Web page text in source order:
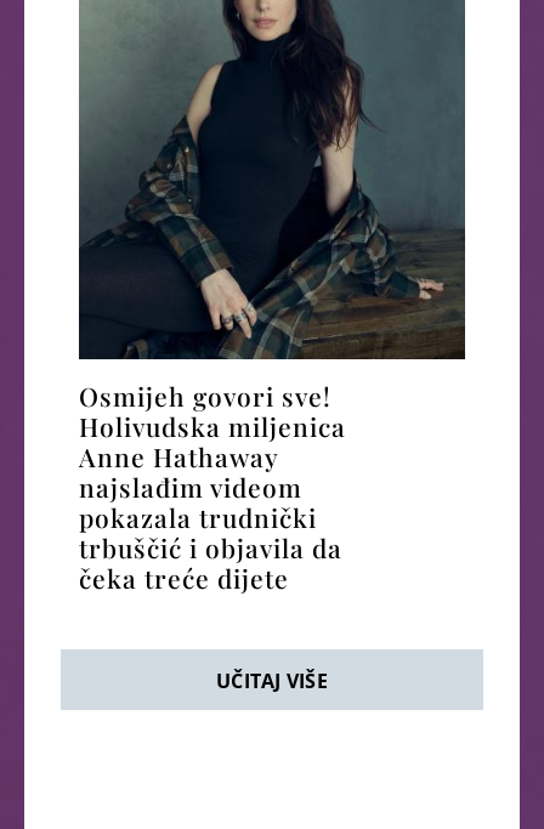
Osmijeh govori sve!
Holivudska miljenica
Anne Hathaway
najslađim videom
pokazala trudnički
trbuščić i objavila da
čeka treće dijete
UČITAJ VIŠE